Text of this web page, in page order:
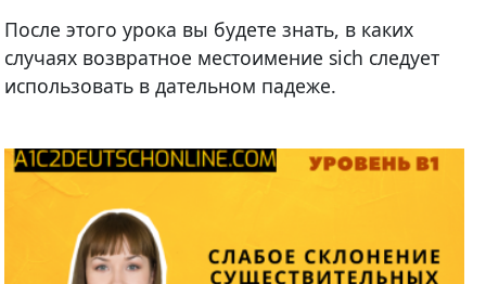
После этого урока вы будете знать, в каких
случаях возвратное местоимение sich следует
использовать в дательном падеже.